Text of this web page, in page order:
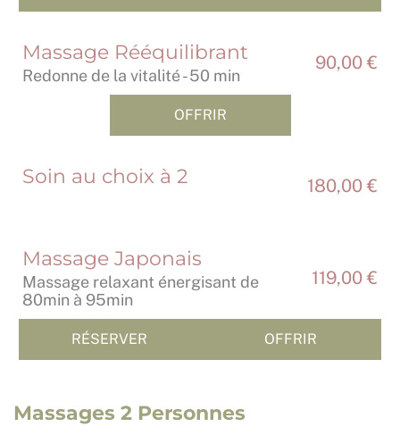
Massage Rééquilibrant
Redonne de la vitalité - 50 min
90,00 €
OFFRIR
Soin au choix à 2 180,00 €
Massage Japonais
Massage relaxant énergisant de
80min à 95min
119,00 €
RÉSERVER OFFRIR
Massages 2 Personnes